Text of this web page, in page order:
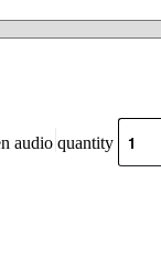
audio quantity